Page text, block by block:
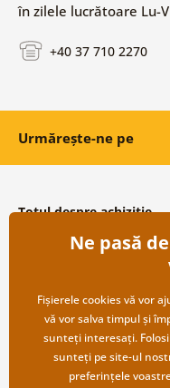
în zilele lucrătoare Lu-
+40 37 710 2270
Urmărește-ne pe
Totul despre achiziție
Condiții și termeni generali
Protecția datelor personale
Transport și modalități de
Returnare
Ne pasă
Fișierele cookies vă vor
vă vor salva timpul și
sunteți interesați.
sunteți pe site-ul
preferințele